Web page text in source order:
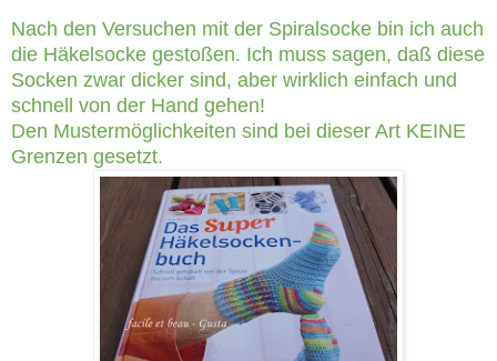
Nach den Versuchen mit der Spiralsocke bin ich auch
die Häkelsocke gestoßen. Ich muss sagen, daß diese
Socken zwar dicker sind, aber wirklich einfach und
schnell von der Hand gehen!
Den Mustermöglichkeiten sind bei dieser Art KEINE
Grenzen gesetzt.